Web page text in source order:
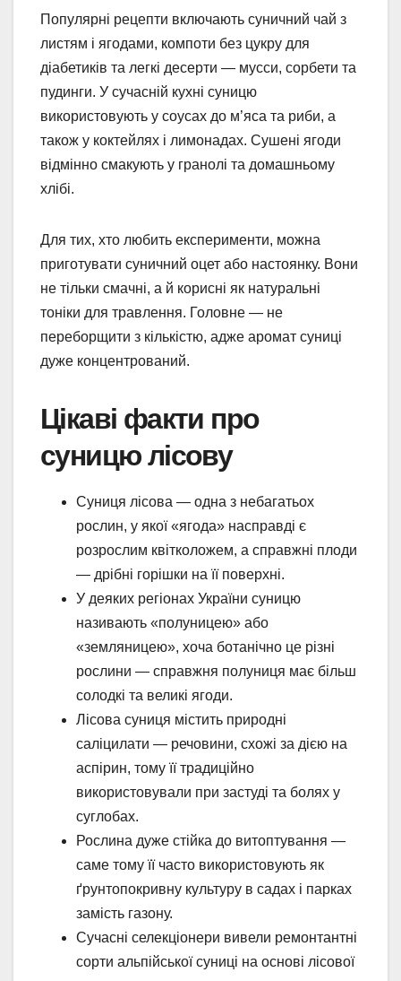
Популярні рецепти включають суничний чай з
листям і ягодами, компоти без цукру для
діабетиків та легкі десерти — мусси, сорбети та
пудинги. У сучасній кухні суницю
використовують у соусах до м’яса та риби, а
також у коктейлях і лимонадах. Сушені ягоди
відмінно смакують у гранолі та домашньому
хлібі.
Для тих, хто любить експерименти, можна
приготувати суничний оцет або настоянку. Вони
не тільки смачні, а й корисні як натуральні
тоніки для травлення. Головне — не
переборщити з кількістю, адже аромат суниці
дуже концентрований.
Цікаві факти про
суницю лісову
Суниця лісова — одна з небагатьох
рослин, у якої «ягода» насправді є
розрослим квітколожем, а справжні плоди
— дрібні горішки на її поверхні.
У деяких регіонах України суницю
називають «полуницею» або
«земляницею», хоча ботанічно це різні
рослини — справжня полуниця має більш
солодкі та великі ягоди.
Лісова суниця містить природні
саліцилати — речовини, схожі за дією на
аспірин, тому її традиційно
використовували при застуді та болях у
суглобах.
Рослина дуже стійка до витоптування —
саме тому її часто використовують як
ґрунтопокривну культуру в садах і парках
замість газону.
Сучасні селекціонери вивели ремонтантні
сорти альпійської суниці на основі лісової